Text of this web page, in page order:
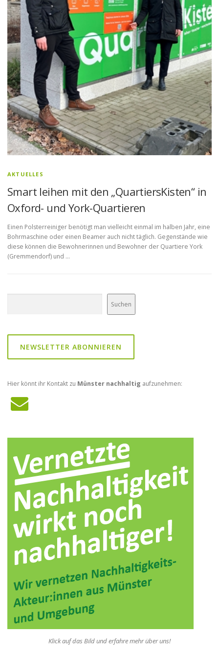
AKTUELLES
Smart leihen mit den „QuartiersKisten“ in
Oxford- und York-Quartieren
Einen Polsterreiniger benötigt man vielleicht einmal im halben Jahr, eine
Bohrmaschine oder einen Beamer auch nicht täglich. Gegenstände wie
diese können die Bewohnerinnen und Bewohner der Quartiere York
(Gremmendorf) und …
Suchen
NEWSLETTER ABONNIEREN
Hier könnt ihr Kontakt zu Münster nachhaltig aufzunehmen:
Klick auf das Bild und erfahre mehr über uns!